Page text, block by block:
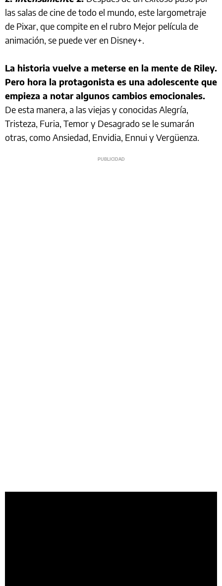
las salas de cine de todo el mundo, este largometraje
de Pixar, que compite en el rubro Mejor película de
animación, se puede ver en Disney+.
La historia vuelve a meterse en la mente de Riley.
Pero hora la protagonista es una adolescente que
empieza a notar algunos cambios emocionales.
De esta manera, a las viejas y conocidas Alegría,
Tristeza, Furia, Temor y Desagrado se le sumarán
otras, como Ansiedad, Envidia, Ennui y Vergüenza.